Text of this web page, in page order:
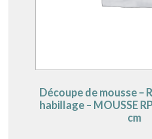
Découpe de mousse –
habillage – MOUSSE
cm